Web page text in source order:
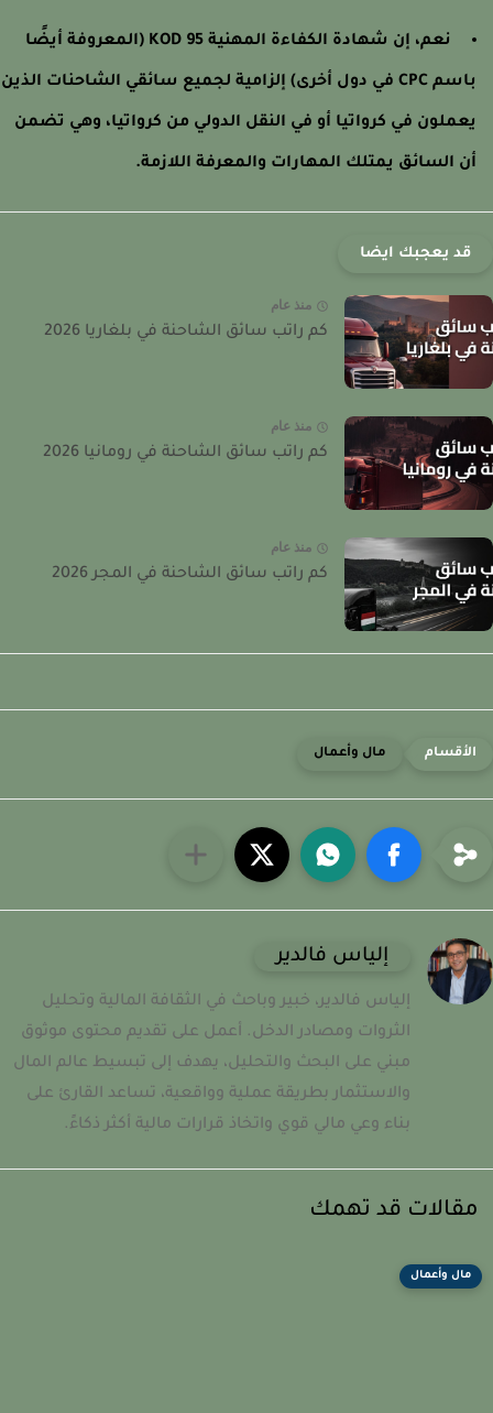
نعم، إن شهادة الكفاءة المهنية KOD 95 (المعروفة أيضًا
باسم CPC في دول أخرى) إلزامية لجميع سائقي الشاحنات الذين
في كرواتيا أو في النقل الدولي من كرواتيا، وهي تضمن
السائق يمتلك المهارات والمعرفة اللازمة.
قد يعجبك ايضا
منذ عام
كم راتب سائق الشاحنة في بلغاريا 2026
منذ عام
كم راتب سائق الشاحنة في رومانيا 2026
منذ عام
كم راتب سائق الشاحنة في المجر 2026
مال وأعمال
إلياس فالدير
إلياس فالدير، خبير وباحث في الثقافة المالية وتحليل
الثروات ومصادر الدخل. أعمل على تقديم محتوى موثوق
مبني على البحث والتحليل، يهدف إلى تبسيط عالم المال
والاستثمار بطريقة عملية وواقعية، تساعد القارئ على
بناء وعي مالي قوي واتخاذ قرارات مالية أكثر ذكاءً.
قد تهمك
مال وأعمال